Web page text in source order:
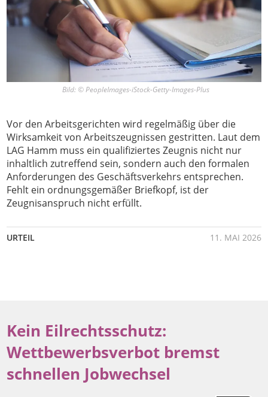
Bild: © PeopleImages-iStock-Getty-Images-Plus
Vor den Arbeitsgerichten wird regelmäßig über die
Wirksamkeit von Arbeitszeugnissen gestritten. Laut dem
LAG Hamm muss ein qualifiziertes Zeugnis nicht nur
inhaltlich zutreffend sein, sondern auch den formalen
Anforderungen des Geschäftsverkehrs entsprechen.
Fehlt ein ordnungsgemäßer Briefkopf, ist der
Zeugnisanspruch nicht erfüllt.
URTEIL 11. MAI 2026
Kein Eilrechtsschutz:
Wettbewerbsverbot bremst
schnellen Jobwechsel